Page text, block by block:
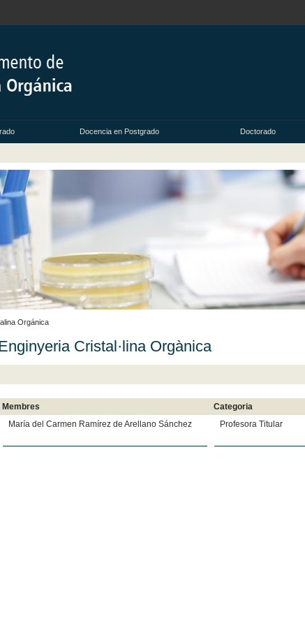
Docencia en Postgrado Doctorado
Orgánica
Cristal·lina Orgànica
Membres Categoria
María del Carmen Ramírez de Arellano Sánchez
Profesora Titular